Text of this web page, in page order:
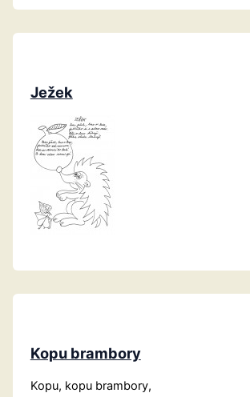
Ježek
Kopu brambory
Kopu, kopu brambory,